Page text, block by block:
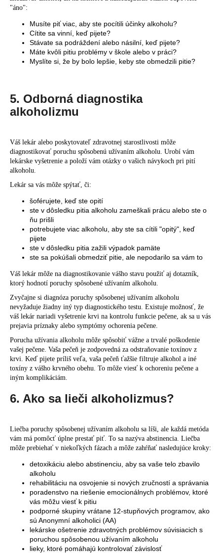
"áno":
Musíte piť viac, aby ste pocítili účinky alkoholu?
Cítite sa vinní, keď pijete?
Stávate sa podráždení alebo násilní, keď pijete?
Máte kvôli pitiu problémy v škole alebo v práci?
Myslíte si, že by bolo lepšie, keby ste obmedzili pitie?
5. Odborná diagnostika
alkoholizmu
Váš lekár alebo poskytovateľ zdravotnej starostlivosti môže
diagnostikovať poruchu spôsobenú užívaním alkoholu. Urobí vám
lekárske vyšetrenie a položí vám otázky o vašich návykoch pri pití
alkoholu.
Lekár sa vás môže spýtať, či:
šoférujete, keď ste opití
ste v dôsledku pitia alkoholu zameškali prácu alebo ste o
ňu prišli
potrebujete viac alkoholu, aby ste sa cítili "opitý", keď
pijete
ste v dôsledku pitia zažili výpadok pamäte
ste sa pokúšali obmedziť pitie, ale nepodarilo sa vám to
Váš lekár môže na diagnostikovanie vášho stavu použiť aj dotazník,
ktorý hodnotí poruchy spôsobené užívaním alkoholu.
Zvyčajne si diagnóza poruchy spôsobenej užívaním alkoholu
nevyžaduje žiadny iný typ diagnostického testu. Existuje možnosť, že
váš lekár nariadi vyšetrenie krvi na kontrolu funkcie pečene, ak sa u vás
prejavia príznaky alebo symptómy ochorenia pečene.
Porucha užívania alkoholu môže spôsobiť vážne a trvalé poškodenie
vašej pečene. Vaša pečeň je zodpovedná za odstraňovanie toxínov z
krvi. Keď pijete príliš veľa, vaša pečeň ťažšie filtruje alkohol a iné
toxíny z vášho krvného obehu. To môže viesť k ochoreniu pečene a
iným komplikáciám.
6. Ako sa lieči alkoholizmus?
Liečba poruchy spôsobenej užívaním alkoholu sa líši, ale každá metóda
vám má pomôcť úplne prestať piť. To sa nazýva abstinencia. Liečba
môže prebiehať v niekoľkých fázach a môže zahŕňať nasledujúce kroky:
detoxikáciu alebo abstinenciu, aby sa vaše telo zbavilo
alkoholu
rehabilitáciu na osvojenie si nových zručností a správania
poradenstvo na riešenie emocionálnych problémov, ktoré
vás môžu viesť k pitiu
podporné skupiny vrátane 12-stupňových programov, ako
sú Anonymní alkoholici (AA)
lekárske ošetrenie zdravotných problémov súvisiacich s
poruchou spôsobenou užívaním alkoholu
lieky, ktoré pomáhajú kontrolovať závislosť